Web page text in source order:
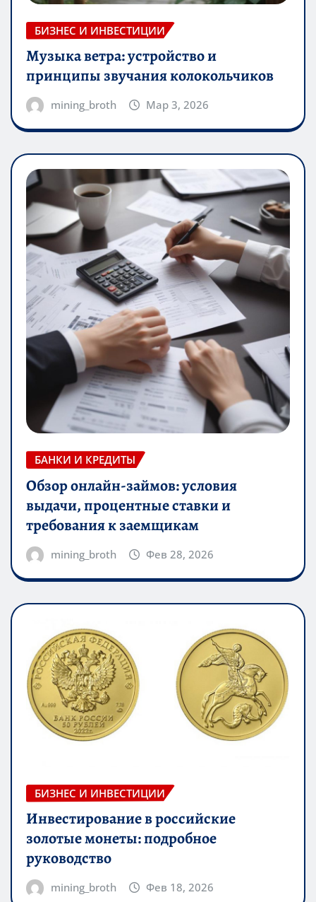
БИЗНЕС И ИНВЕСТИЦИИ
Музыка ветра: устройство и
принципы звучания колокольчиков
mining_broth Мар 3, 2026
БАНКИ И КРЕДИТЫ
Обзор онлайн-займов: условия
выдачи, процентные ставки и
требования к заемщикам
mining_broth Фев 28, 2026
БИЗНЕС И ИНВЕСТИЦИИ
Инвестирование в российские
золотые монеты: подробное
руководство
mining_broth Фев 18, 2026